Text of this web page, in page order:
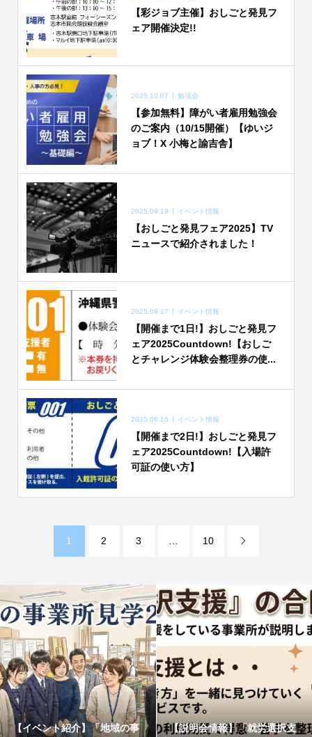
【彩ジョブ主催】おしごと発見フ
ェア開催決定!!
2025.10.07 勉強会
【参加無料】障がい者雇用勉強会
のご案内（10/15開催）【ゆいジ
ョブ！X 小梅と諭吉舎】
2025.09.19 イベント情報
【おしごと発見フェア2025】TV
ニュースで紹介されました！
2025.09.17 イベント情報
【開催まで1日!】おしごと発見フ
ェア2025Countdown!【おしご
とチャレンジ体験会整理券の使...
2025.09.16 イベント情報
【開催まで2日!】おしごと発見フ
ェア2025Countdown!【入場許
可証の使い方】
1 2 3 10 
【イベント紹介】「地域の事 【説明会情報】「就労選択支